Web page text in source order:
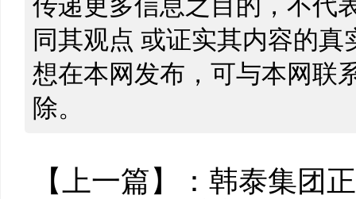
同其观点 或证实其内容的
想在本网发布，可与本网联
除。
【上一篇】： 韩泰集团